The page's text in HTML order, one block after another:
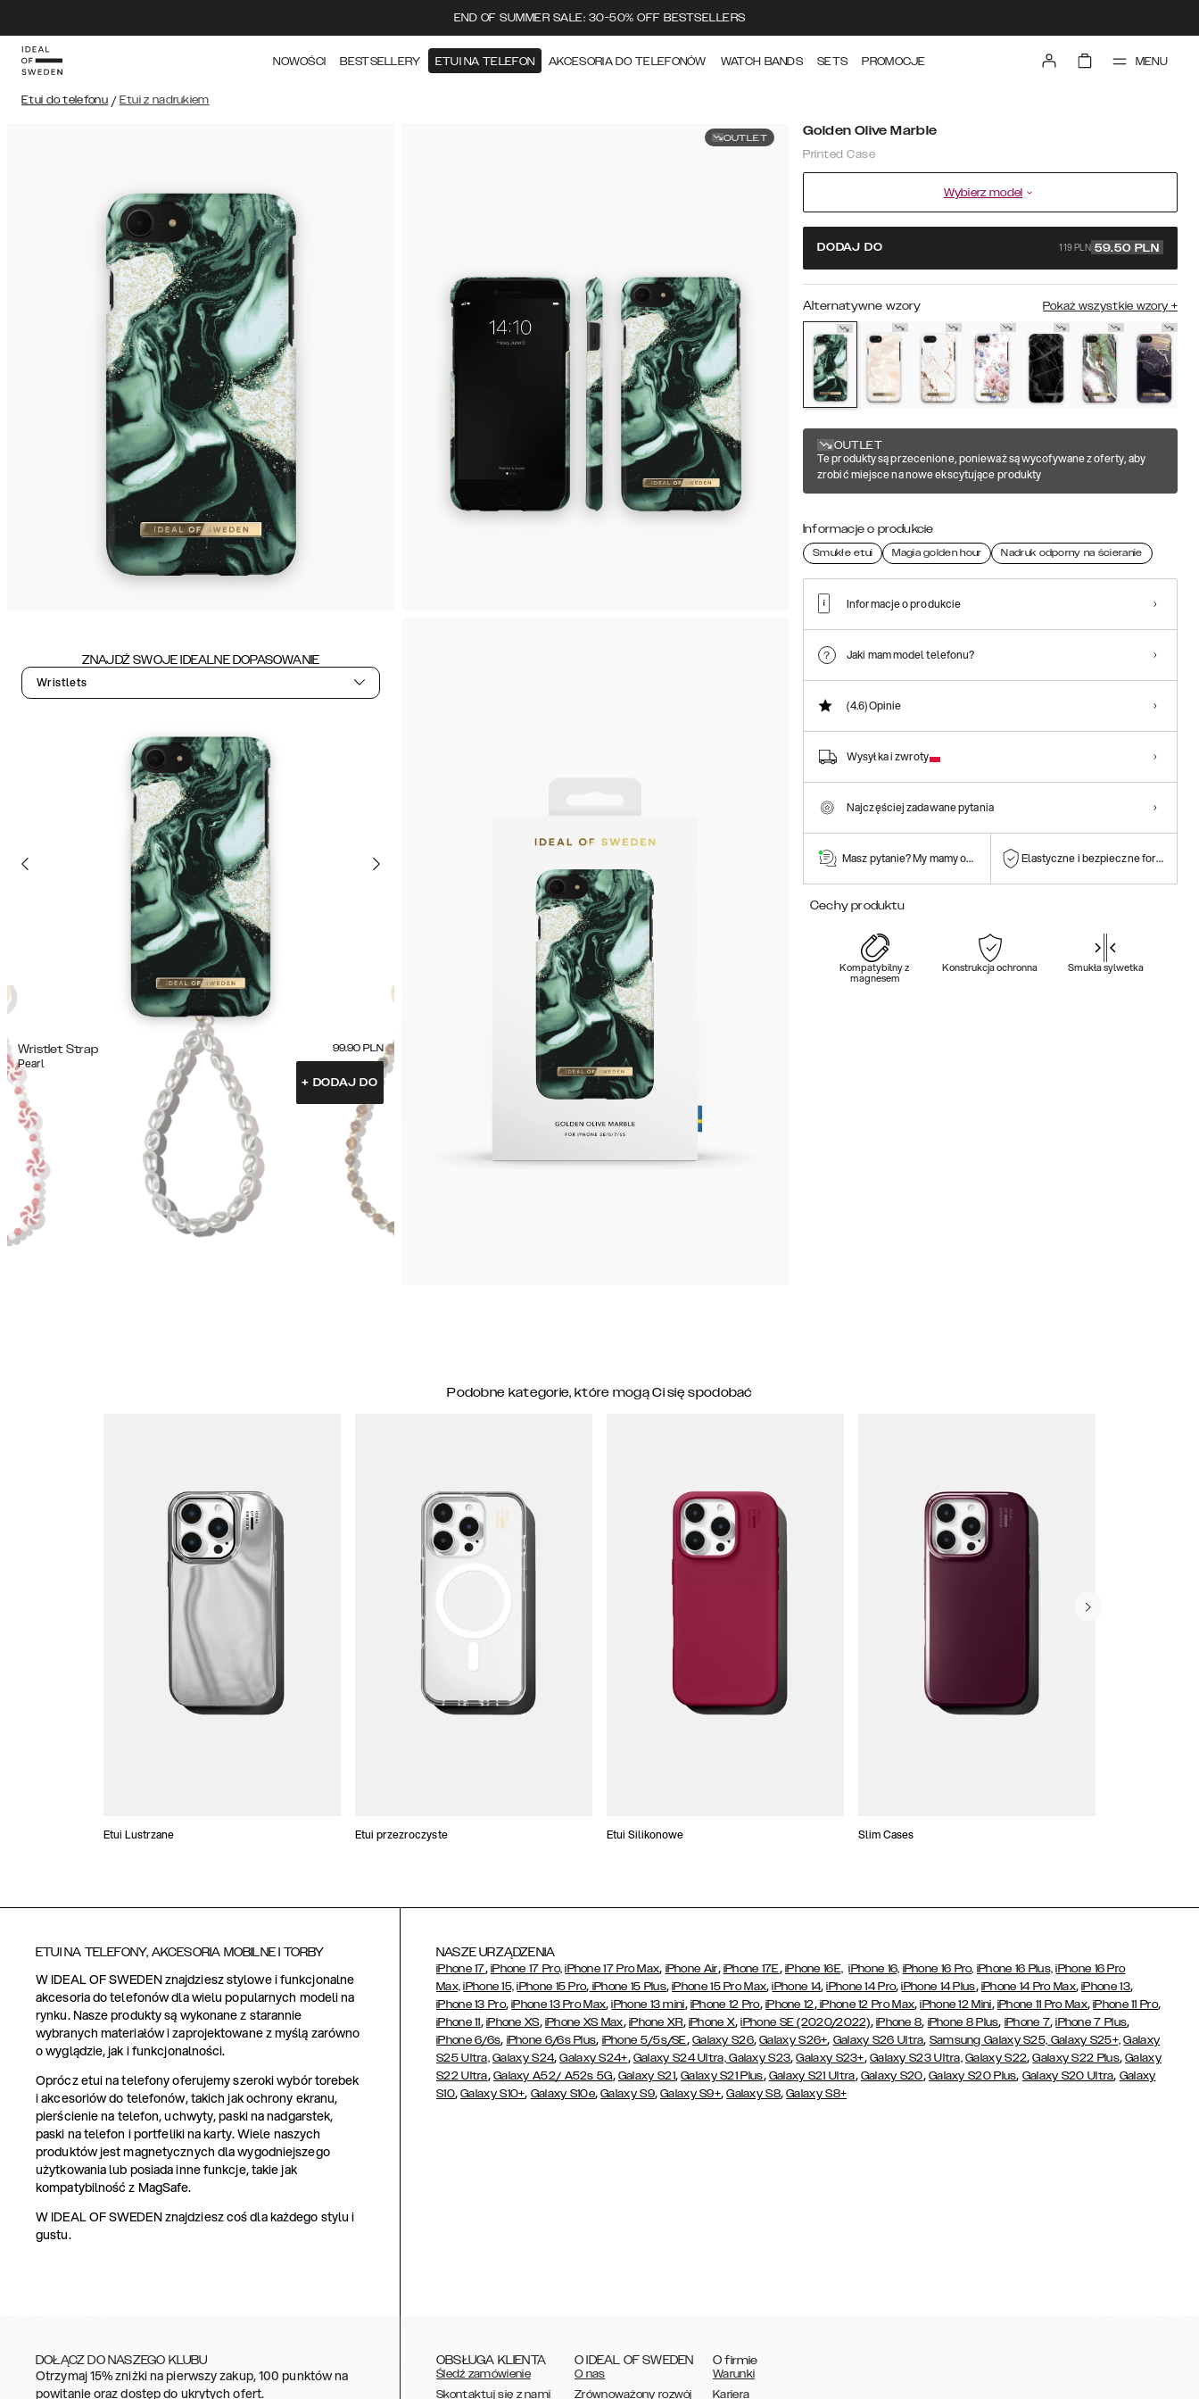
END OF SUMMER SALE: 30-50% OFF BESTSELLERS
NOWOŚCI BESTSELLERY ETUI NA TELEFON AKCESORIA DO TELEFONÓW WATCH BANDS SETS PROMOCJE MENU
Etui do telefonu / Etui z nadrukiem
OUTLET
ZNAJDŹ SWOJE IDEALNE DOPASOWANIE
Wristlets
Wristlet Strap
Pearl
99.90 PLN
+ DODAJ DO
Golden Olive Marble
Printed Case
Wybierz model
DODAJ DO 119 PLN 59.50 PLN
Alternatywne wzory Pokaż wszystkie wzory +
OUTLET
Te produkty są przecenione, ponieważ są wycofywane z oferty, aby
zrobić miejsce na nowe ekscytujące produkty
Informacje o produkcie
Smukłe etui Magia golden hour Nadruk odporny na ścieranie
Informacje o produkcie
Jaki mam model telefonu?
(4.6)Opinie
Wysyłka i zwroty
Najczęściej zadawane pytania
Masz pytanie? My mamy odpowiedź! Elastyczne i bezpieczne formy
Cechy produktu
Kompatybilny z
magnesem
Konstrukcja ochronna Smukła sylwetka
Podobne kategorie, które mogą Ci się spodobać
Etui Lustrzane Etui przezroczyste Etui Silikonowe Slim Cases
ETUI NA TELEFONY, AKCESORIA MOBILNE I TORBY
W IDEAL OF SWEDEN znajdziesz stylowe i funkcjonalne
akcesoria do telefonów dla wielu popularnych modeli na
rynku. Nasze produkty są wykonane z starannie
wybranych materiałów i zaprojektowane z myślą zarówno
o wyglądzie, jak i funkcjonalności.
Oprócz etui na telefony oferujemy szeroki wybór torebek
i akcesoriów do telefonów, takich jak ochrony ekranu,
pierścienie na telefon, uchwyty, paski na nadgarstek,
paski na telefon i portfeliki na karty. Wiele naszych
produktów jest magnetycznych dla wygodniejszego
użytkowania lub posiada inne funkcje, takie jak
kompatybilność z MagSafe.
W IDEAL OF SWEDEN znajdziesz coś dla każdego stylu i
gustu.
NASZE URZĄDZENIA
iPhone 17, iPhone 17 Pro, iPhone 17 Pro Max, iPhone Air, iPhone 17E, iPhone 16E, iPhone 16, iPhone 16 Pro, iPhone 16 Plus, iPhone 16 Pro
Max, iPhone 15, iPhone 15 Pro, iPhone 15 Plus,iPhone 15 Pro Max,iPhone 14,iPhone 14 Pro,iPhone 14 Plus, iPhone 14 Pro Max,iPhone 13,
iPhone 13 Pro,iPhone 13 Pro Max,iPhone 13 mini, iPhone 12 Pro, iPhone 12,iPhone 12 Pro Max,iPhone 12 Mini, iPhone 11 Pro Max,iPhone 11 Pro,
iPhone 11, iPhone XS, iPhone XS Max, iPhone XR, iPhone X,iPhone SE (2020/2022), iPhone 8, iPhone 8 Plus, iPhone 7,iPhone 7 Plus,
iPhone 6/6s, iPhone 6/6s Plus, iPhone 5/5s/SE, Galaxy S26,Galaxy S26+, Galaxy S26 Ultra, Samsung Galaxy S25, Galaxy S25+, Galaxy
S25 Ultra, Galaxy S24,Galaxy S24+, Galaxy S24 Ultra,Galaxy S23,Galaxy S23+, Galaxy S23 Ultra, Galaxy S22,Galaxy S22 Plus,Galaxy
S22 Ultra, Galaxy A52/ A52s 5G, Galaxy S21,Galaxy S21 Plus, Galaxy S21 Ultra, Galaxy S20, Galaxy S20 Plus, Galaxy S20 Ultra, Galaxy
S10,Galaxy S10+, Galaxy S10e,Galaxy S9,Galaxy S9+,Galaxy S8,Galaxy S8+
DOŁĄCZ DO NASZEGO KLUBU
Otrzymaj 15% zniżki na pierwszy zakup, 100 punktów na
powitanie oraz dostęp do ukrytych ofert.
OBSŁUGA KLIENTA
Śledź zamówienie
Skontaktuj się z nami
O IDEAL OF SWEDEN
O nas
Zrównoważony rozwój
O firmie
Warunki
Kariera